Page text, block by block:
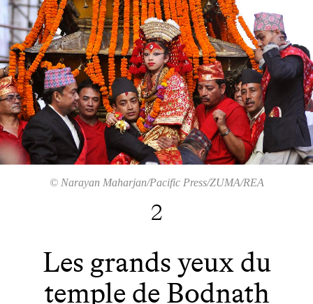
© Narayan Maharjan/Pacific Press/ZUMA/REA
2
Les grands yeux du
temple de Bodnath